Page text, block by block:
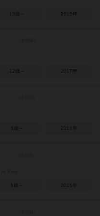
13歳～ 2015年
12歳～ 2017年
8歳～ 2014年
8歳～ 2015年